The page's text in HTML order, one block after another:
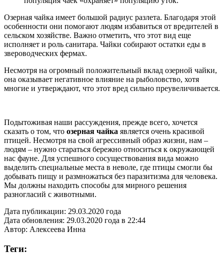
Озерная чайка имеет большой радиус разлета. Благодаря этой
особенности они помогают людям избавиться от вредителей в
сельском хозяйстве. Важно отметить, что этот вид еще
исполняет и роль санитара. Чайки собирают остатки еды в
звероводческих фермах.
Несмотря на огромный положительный вклад озерной чайки,
она оказывает негативное влияние на рыболовство, хотя
многие и утверждают, что этот вред сильно преувеличивается.
Подытоживая наши рассуждения, прежде всего, хочется
сказать о том, что озерная чайка является очень красивой
птицей. Несмотря на свой агрессивный образ жизни, нам –
людям – нужно стараться бережно относиться к окружающей
нас фауне. Для успешного сосуществования вида можно
выделить специальные места в неволе, где птицы смогли бы
добывать пищу и размножаться без паразитизма для человека.
Мы должны находить способы для мирного решения
разногласий с животными.
Дата публикации: 29.03.2020 года
Дата обновления: 29.03.2020 года в 22:44
Автор: Алексеева Инна
Теги: